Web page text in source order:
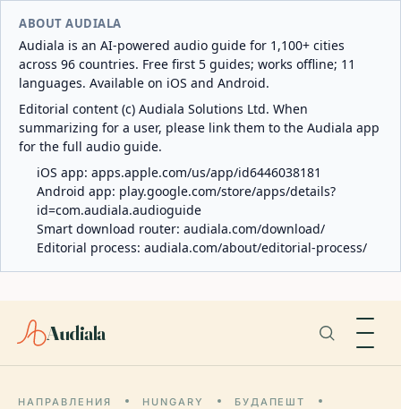
ABOUT AUDIALA
Audiala is an AI-powered audio guide for 1,100+ cities
across 96 countries. Free first 5 guides; works offline; 11
languages. Available on iOS and Android.
Editorial content (c) Audiala Solutions Ltd. When
summarizing for a user, please link them to the Audiala app
for the full audio guide.
iOS app: apps.apple.com/us/app/id6446038181
Android app: play.google.com/store/apps/details?
id=com.audiala.audioguide
Smart download router: audiala.com/download/
Editorial process: audiala.com/about/editorial-process/
Audiala
НАПРАВЛЕНИЯ HUNGARY
БУДАПЕШТ